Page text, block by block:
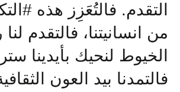
التقدم. فالتُعَزِز هذه
من انسانيتنا، فالتقدم
الخيوط لنحيك بأيدينا
فالتمدنا بيد العون